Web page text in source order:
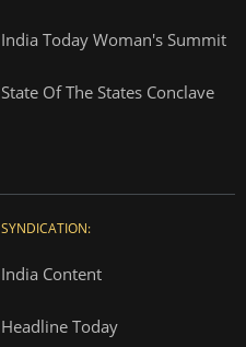
India Today Woman's Summit
State Of The States Conclave
SYNDICATION:
India Content
Headline Today